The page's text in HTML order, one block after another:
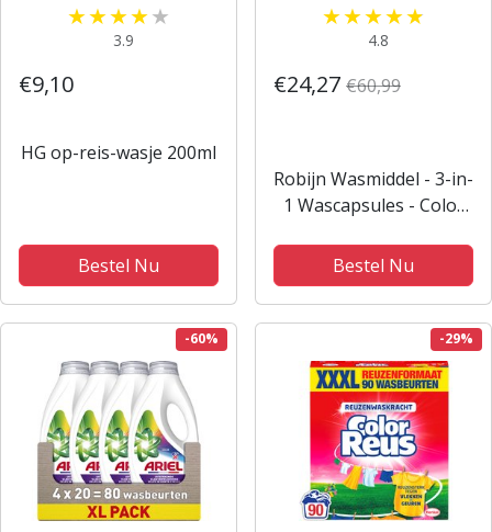
3.9
€9,10
HG op-reis-wasje 200ml
Bestel Nu
4.8
€24,27 €60,99
Robijn Wasmiddel - 3-in-
1 Wascapsules - Color
stuks - 60 Wasbeurten -
Voordeelverpakking
Bestel Nu
-60% -29%